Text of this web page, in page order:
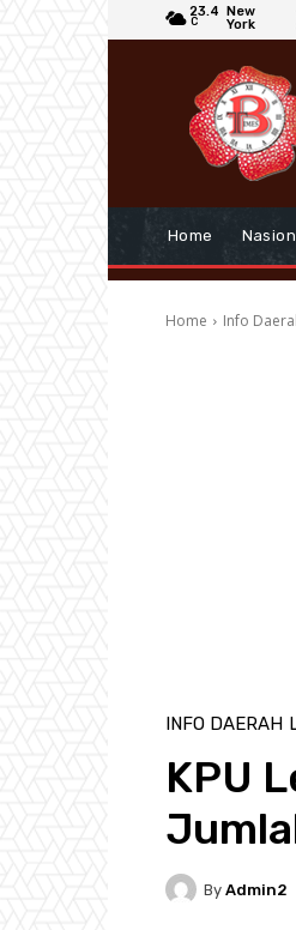
23.4
C
New
York
Home
Home Info
INFO DAERAH
KPU
By Admin2